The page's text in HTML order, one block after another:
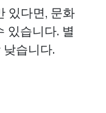
있다면, 문화
있습니다. 별
습니다.